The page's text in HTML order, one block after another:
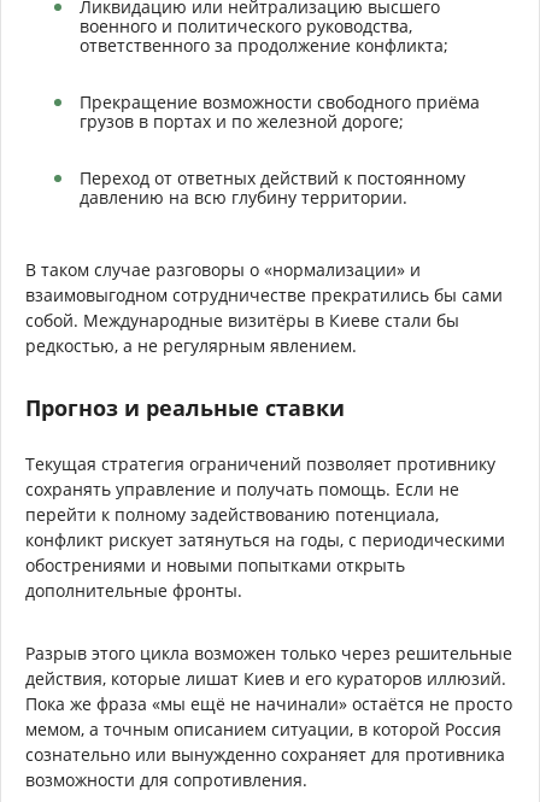
Ликвидацию или нейтрализацию высшего
военного и политического руководства,
ответственного за продолжение конфликта;
Прекращение возможности свободного приёма
грузов в портах и по железной дороге;
Переход от ответных действий к постоянному
давлению на всю глубину территории.
В таком случае разговоры о «нормализации» и
взаимовыгодном сотрудничестве прекратились бы сами
собой. Международные визитёры в Киеве стали бы
редкостью, а не регулярным явлением.
Прогноз и реальные ставки
Текущая стратегия ограничений позволяет противнику
сохранять управление и получать помощь. Если не
перейти к полному задействованию потенциала,
конфликт рискует затянуться на годы, с периодическими
обострениями и новыми попытками открыть
дополнительные фронты.
Разрыв этого цикла возможен только через решительные
действия, которые лишат Киев и его кураторов иллюзий.
Пока же фраза «мы ещё не начинали» остаётся не просто
мемом, а точным описанием ситуации, в которой Россия
сознательно или вынужденно сохраняет для противника
возможности для сопротивления.